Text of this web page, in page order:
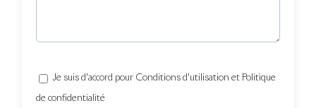
Je suis d'accord pour Conditions d'utilisation et Politique
de confidentialité